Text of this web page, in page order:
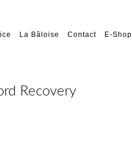
La Bâloise Contact E-Shop
Recovery